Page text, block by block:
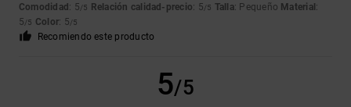
Comodidad : 5/5 Relación calidad-precio: 5/5 Talla: Pequeño Material :
5/5 Color: 5/5
Recomiendo este producto
5/5